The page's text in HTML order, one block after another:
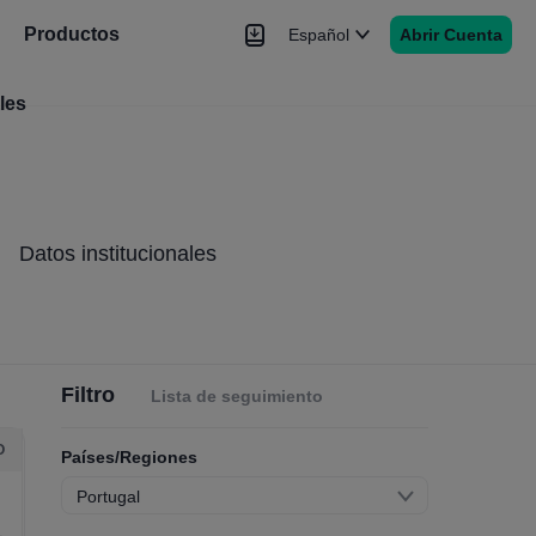
Productos
Noticias
Español Abrir Cuenta
Datos institucionales
Filtro Lista de seguimiento
Países/Regiones
Portugal